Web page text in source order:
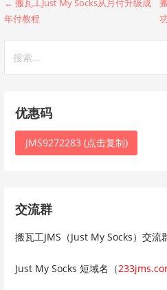
文
章
导
← 搬瓦工Just My Socks从月付升级成
年付教程
索：
优惠码
JMS9272283 (点击复制)
交流群
搬瓦工JMS（Just My Socks）交流
Just My Socks 短域名（